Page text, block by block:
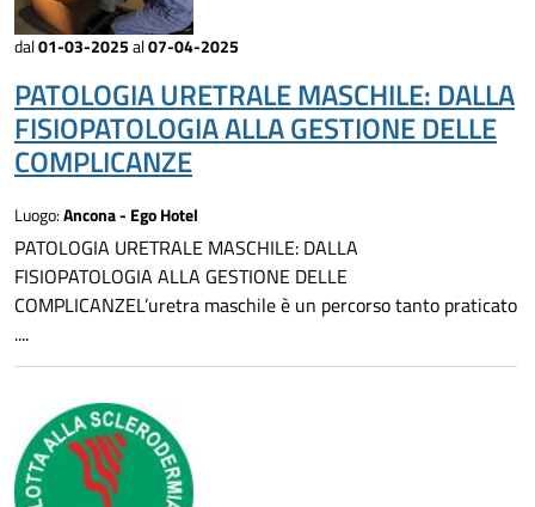
dal01-03-2025 al07-04-2025
PATOLOGIA URETRALE MASCHILE: DALLA
FISIOPATOLOGIA ALLA GESTIONE DELLE
COMPLICANZE
Luogo:Ancona - Ego Hotel
PATOLOGIA URETRALE MASCHILE: DALLA
FISIOPATOLOGIA ALLA GESTIONE DELLE
COMPLICANZEL’uretra maschile è un percorso tanto praticato
....